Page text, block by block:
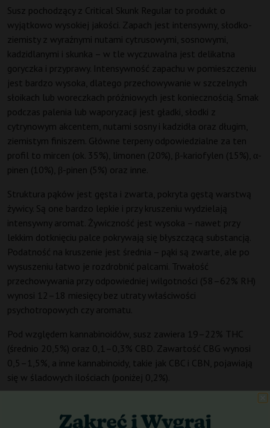
Susz pochodzący z Critical Skunk Regular to produkt o
wyjątkowo wysokiej jakości. Zapach jest intensywny, słodko-
ziemisty z wyraźnymi nutami cytrusowymi, sosnowymi,
kadzidlanymi i skunka – w tle wyczuwalna jest delikatna
goryczka i przyprawy. Intensywność zapachu w pomieszczeniu
jest bardzo wysoka, dlatego przechowywanie w szczelnych
słoikach lub woreczkach próżniowych jest koniecznością. Smak
podczas palenia lub waporyzacji jest gładki, słodki z
cytrynowym akcentem, nutami sosny i kadzidła oraz długim,
ziemistym finiszem. Główne terpeny odpowiedzialne za ten
profil to mircen (ok. 35%), limonen (20%), β-kariofylen (15%), α-
pinen (10%), β-pinen (5%) oraz inne.
Struktura pąków jest gęsta i zwarta, pokryta gęstą warstwą
żywicy. Są one bardzo lepkie i przy kruszeniu wydzielają
intensywny aromat. Żywiczność jest wysoka – nawet przy
lekkim dotknięciu palce pokrywają się błyszczącą substancją.
Podatność na kruszenie jest średnia – pąki są zwarte, ale po
wysuszeniu łatwo je rozdrobnić palcami. Trwałość
przechowywania przy odpowiedniej wilgotności (58–62% RH)
wynosi 12–18 miesięcy bez utraty właściwości
psychotropowych czy aromatu.
Pod względem kannabinoidów, susz zawiera 19–22% THC
(średnio 20,5%) oraz 0,1–0,3% CBD. Zawartość CBG wynosi
0,5–1,5%, a inne kannabinoidy, takie jak CBC i CBN, pojawiają
się w śladowych ilościach (poniżej 0,2%).
(przy paleniu) i rozwija się w trzech głównych fazach: